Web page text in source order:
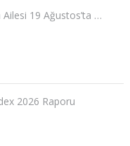
Ailesi 19 Ağustos’ta …
2026 Raporu